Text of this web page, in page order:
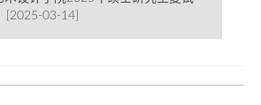
[2025-03-14]